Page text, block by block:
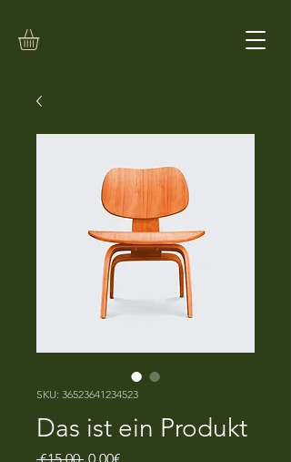
SKU: 36523641234523
Das ist ein Produkt
Regular